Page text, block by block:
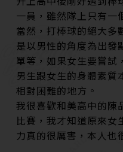
一員，雖然隊上只有一
當然，打棒球的絕大多
是以男性的角度為出發
單等，如果女生要嘗試
男生跟女生的身體素質
相對困難的地方。
我很喜歡和美高中的陳
比賽，我才知道原來女
力真的很厲害，本人也